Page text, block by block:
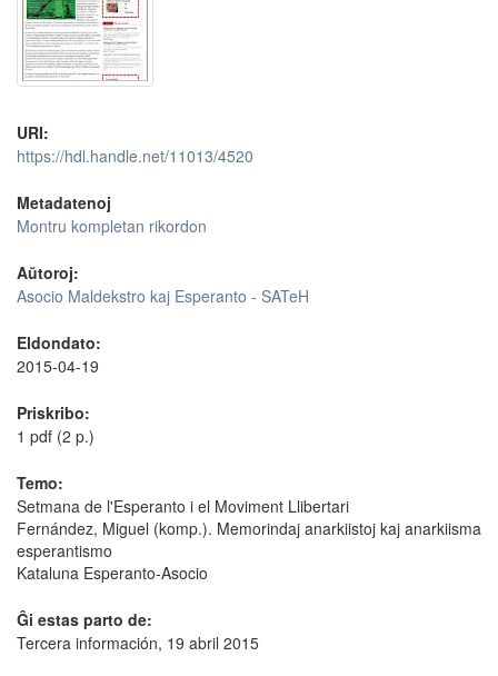
URI:
https://hdl.handle.net/11013/4520
Metadatenoj
Montru kompletan rikordon
Aŭtoroj:
Asocio Maldekstro kaj Esperanto - SATeH
Eldondato:
2015-04-19
Priskribo:
1 pdf (2 p.)
Temo:
Setmana de l'Esperanto i el Moviment Llibertari
Fernández, Miguel (komp.). Memorindaj anarkiistoj kaj anarkiisma
esperantismo
Kataluna Esperanto-Asocio
Ĝi estas parto de:
Tercera información, 19 abril 2015